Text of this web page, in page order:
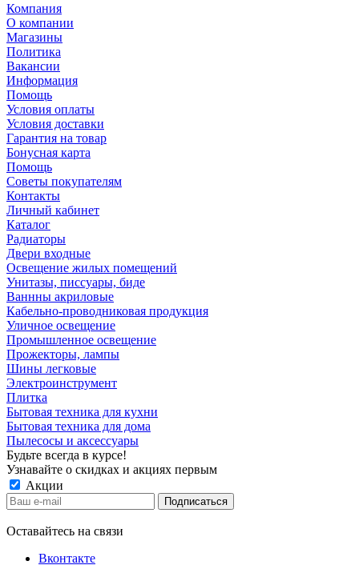
Компания
О компании
Магазины
Политика
Вакансии
Информация
Помощь
Условия оплаты
Условия доставки
Гарантия на товар
Бонусная карта
Помощь
Советы покупателям
Контакты
Личный кабинет
Каталог
Радиаторы
Двери входные
Освещение жилых помещений
Унитазы, писсуары, биде
Ваннны акриловые
Кабельно-проводниковая продукция
Уличное освещение
Промышленное освещение
Прожекторы, лампы
Шины легковые
Электроинструмент
Плитка
Бытовая техника для кухни
Бытовая техника для дома
Пылесосы и аксессуары
Будьте всегда в курсе!
Узнавайте о скидках и акциях первым
Акции
Оставайтесь на связи
Вконтакте